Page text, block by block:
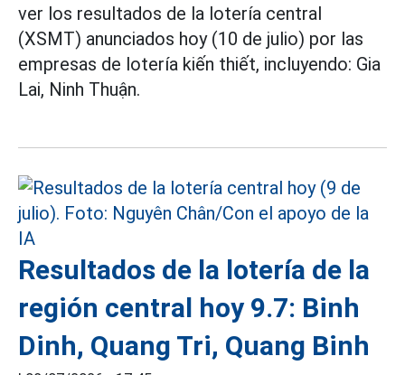
ver los resultados de la lotería central
(XSMT) anunciados hoy (10 de julio) por las
empresas de lotería kiến thiết, incluyendo: Gia
Lai, Ninh Thuận.
Resultados de la lotería de la
región central hoy 9.7: Binh
Dinh, Quang Tri, Quang Binh